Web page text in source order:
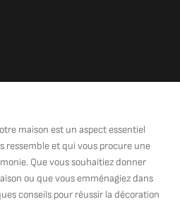
maison est un aspect essentiel
ressemble et qui vous procure une
Que vous souhaitiez donner
ou que vous emménagiez dans
conseils pour réussir la décoration